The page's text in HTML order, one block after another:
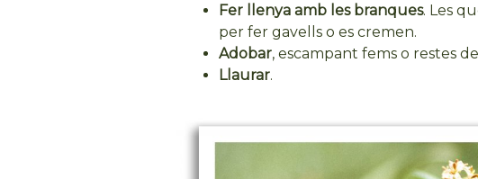
Fer llenya amb les branques. Les
per fer gavells o es cremen.
Adobar, escampant fems o restes
Llaurar.